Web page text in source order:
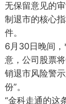
无保留意见的
制退市的核心
件。
6月30日晚间
意，公司股票
销退市风险警
份”。
“金科走通的这